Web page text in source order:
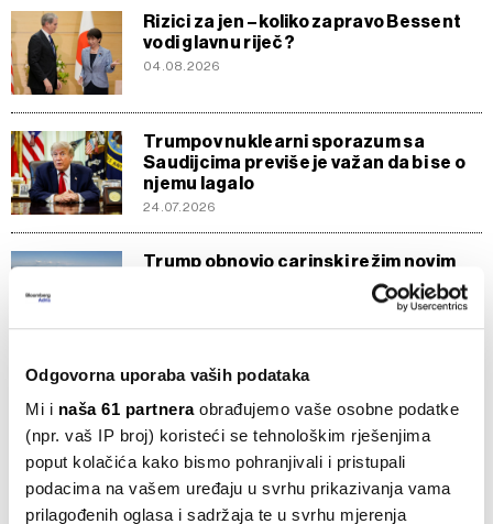
Odgovorna uporaba vaših podataka
Mi i naša 61 partneraobrađujemo vaše osobne podatke
(npr. vaš IP broj) koristeći se tehnološkim rješenjima
poput kolačića kako bismo pohranjivali i pristupali
podacima na vašem uređaju u svrhu prikazivanja vama
prilagođenih oglasa i sadržaja te u svrhu mjerenja
Rizici za jen – koliko zapravo Bessent
vodi glavnu riječ?
04.08.2026
Trumpov nuklearni sporazum sa
Saudijcima previše je važan da bi se o
njemu lagalo
24.07.2026
Trump obnovio carinski režim novim
davanjima za 60 gospodarstava
Najgluplja carina na svijetu upravo je
postala još puno gluplja
22.07.2026